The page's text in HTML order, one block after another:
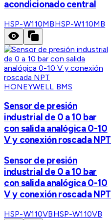
acondicionado central
HSP-W110MBHSP-W110MB
HONEYWELL BMS
Sensor de presión
industrial de 0 a 10 bar
con salida analógica 0-10
V y conexión roscada NPT
Sensor de presión
industrial de 0 a 10 bar
con salida analógica 0-10
V y conexión roscada NPT
HSP-W110VBHSP-W110VB